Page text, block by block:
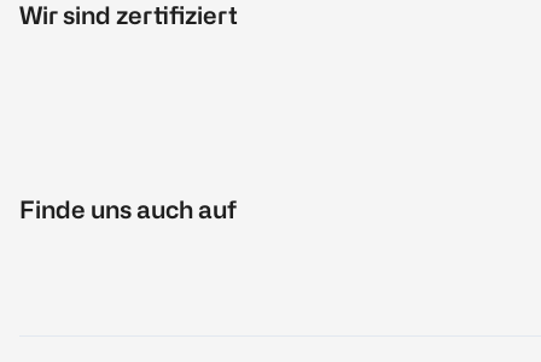
Wir sind zertifiziert
Finde uns auch auf